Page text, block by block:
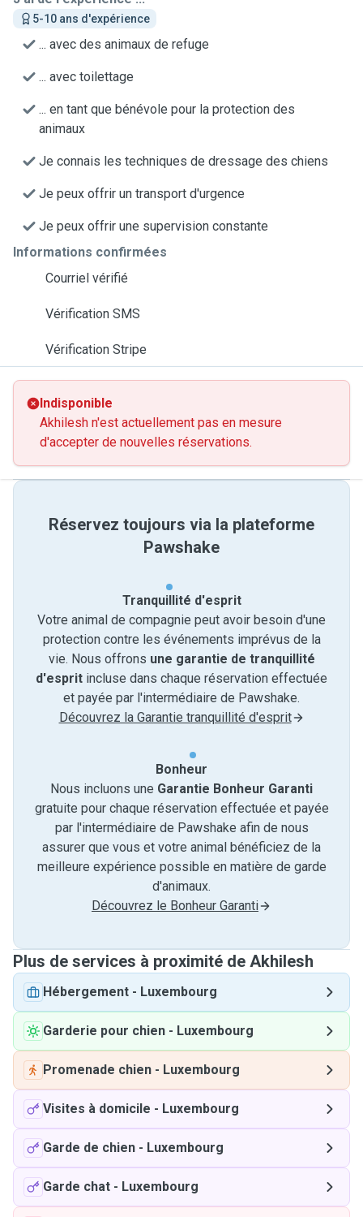
5-10 ans d'expérience
... avec des animaux de refuge
... avec toilettage
... en tant que bénévole pour la protection des
animaux
Je connais les techniques de dressage des chiens
Je peux offrir un transport d'urgence
Je peux offrir une supervision constante
Informations confirmées
Courriel vérifié
Vérification SMS
Vérification Stripe
Indisponible
Akhilesh n'est actuellement pas en mesure
d'accepter de nouvelles réservations.
Réservez toujours via la plateforme
Pawshake
Tranquillité d'esprit
Votre animal de compagnie peut avoir besoin d'une
protection contre les événements imprévus de la
vie. Nous offrons une garantie de tranquillité
d'esprit incluse dans chaque réservation effectuée
et payée par l'intermédiaire de Pawshake.
Découvrez la Garantie tranquillité d'esprit
Bonheur
Nous incluons une Garantie Bonheur Garanti
gratuite pour chaque réservation effectuée et payée
par l'intermédiaire de Pawshake afin de nous
assurer que vous et votre animal bénéficiez de la
meilleure expérience possible en matière de garde
d'animaux.
Découvrez le Bonheur Garanti
Plus de services à proximité de Akhilesh
Hébergement - Luxembourg
Garderie pour chien - Luxembourg
Promenade chien - Luxembourg
Visites à domicile - Luxembourg
Garde de chien - Luxembourg
Garde chat - Luxembourg